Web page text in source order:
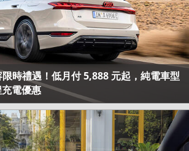
時禮遇！低月付 5,888 元起，純電車型
電優惠